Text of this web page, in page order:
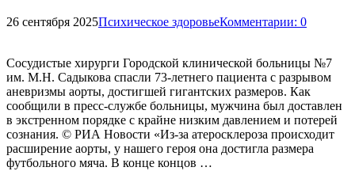
26 сентября 2025Психическое здоровьеКомментарии: 0
Сосудистые хирурги Городской клинической больницы №7
им. М.Н. Садыкова спасли 73-летнего пациента с разрывом
аневризмы аорты, достигшей гигантских размеров. Как
сообщили в пресс-службе больницы, мужчина был доставлен
в экстренном порядке с крайне низким давлением и потерей
сознания. © РИА Новости «Из-за атеросклероза происходит
расширение аорты, у нашего героя она достигла размера
футбольного мяча. В конце концов …